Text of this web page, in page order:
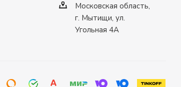
Московская область,
г. Мытищи, ул.
Угольная 4А